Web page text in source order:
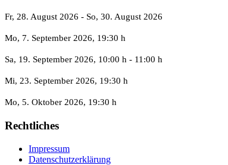
Fr, 28. August 2026 - So, 30. August 2026
Mo, 7. September 2026, 19:30 h
Sa, 19. September 2026, 10:00 h - 11:00 h
Mi, 23. September 2026, 19:30 h
Mo, 5. Oktober 2026, 19:30 h
Rechtliches
Impressum
Datenschutzerklärung